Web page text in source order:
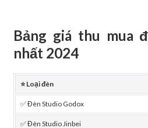
Bảng giá thu mua
nhất 2024
⭐️ Loại đèn
✅ Đèn Studio Godox
✅ Đèn Studio Jinbei